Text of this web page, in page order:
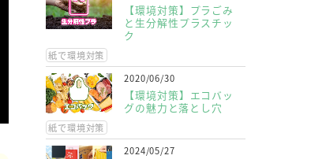
【環境対策】プラごみ
と生分解性プラスチッ
ク
紙で環境対策
2020/06/30
【環境対策】エコバッ
グの魅力と落とし穴
紙で環境対策
2024/05/27